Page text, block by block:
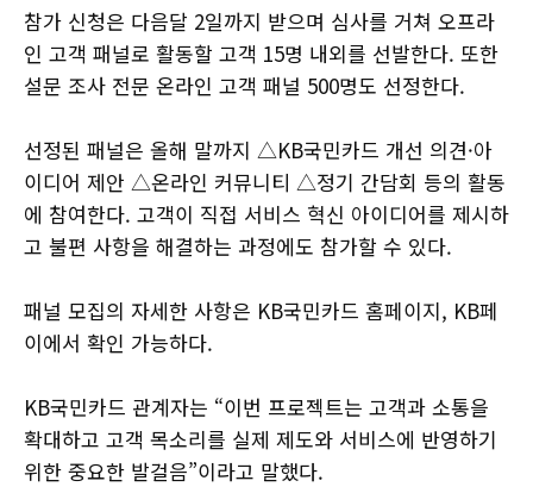
참가 신청은 다음달 2일까지 받으며 심사를 거쳐 오프라
인 고객 패널로 활동할 고객 15명 내외를 선발한다. 또한
설문 조사 전문 온라인 고객 패널 500명도 선정한다.
선정된 패널은 올해 말까지 △KB국민카드 개선 의견·아
이디어 제안 △온라인 커뮤니티 △정기 간담회 등의 활동
에 참여한다. 고객이 직접 서비스 혁신 아이디어를 제시하
고 불편 사항을 해결하는 과정에도 참가할 수 있다.
패널 모집의 자세한 사항은 KB국민카드 홈페이지, KB페
이에서 확인 가능하다.
KB국민카드 관계자는 “이번 프로젝트는 고객과 소통을
확대하고 고객 목소리를 실제 제도와 서비스에 반영하기
위한 중요한 발걸음”이라고 말했다.